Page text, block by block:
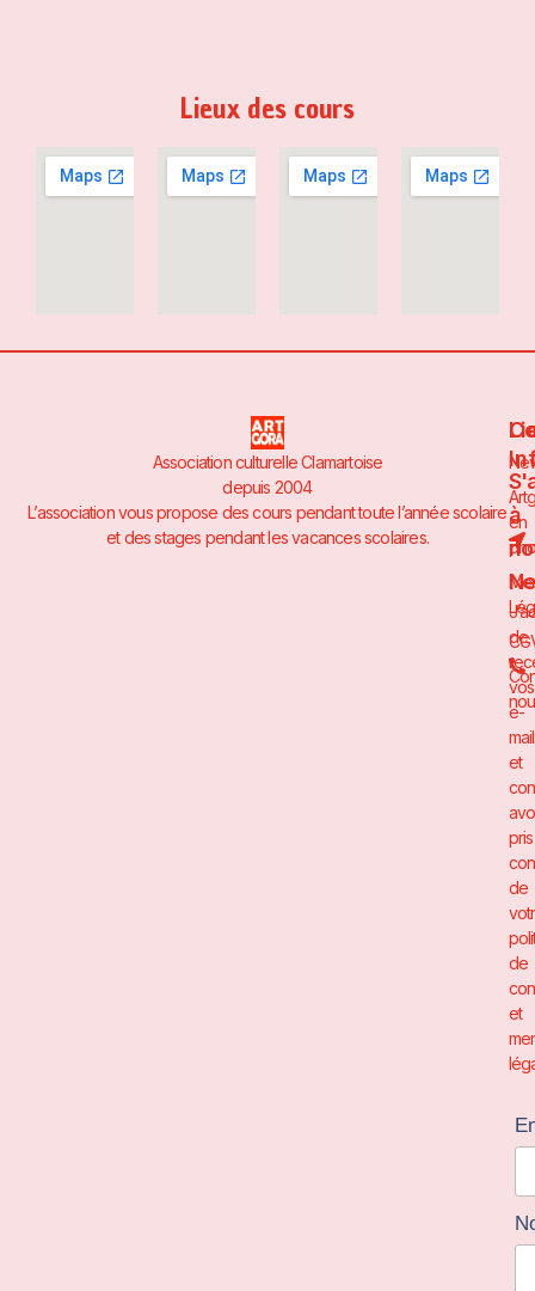
Lieux des cours
Association culturelle Clamartoise
depuis 2004
L’association vous propose des cours pendant toute l’année scolaire
et des stages pendant les vacances scolaires.
en
à
de
vos
e-
et
pris
de
de
et